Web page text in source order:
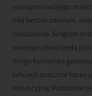
wynajmu swojego
niej będzie zależało,
mieszkanie. Singlom
swojego czasu będą
droga kuchenka
sytuacji znacznie lepiej
indukcyjną. Podobnie